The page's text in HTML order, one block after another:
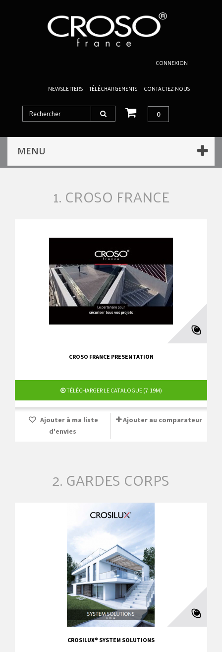
CONNEXION
NEWSLETTERS TÉLÉCHARGEMENTS CONTACTEZ-NOUS
0
MENU
1. CROSO FRANCE
CROSO FRANCE PRESENTATION
TÉLÉCHARGER LE CATALOGUE (7.19M)
Ajouter à ma liste
d'envies
Ajouter au comparateur
2. GARDES CORPS
CROSILUX® SYSTEM SOLUTIONS